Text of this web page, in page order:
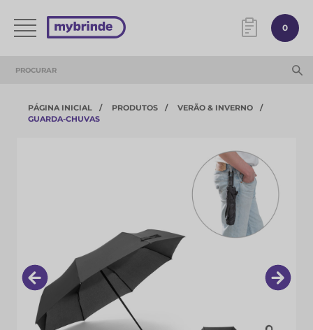
0
PÁGINA INICIAL PRODUTOS
VERÃO & INVERNO
GUARDA-CHUVAS